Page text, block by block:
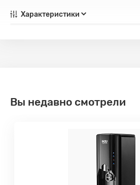
Характеристики
Вы недавно смотрели